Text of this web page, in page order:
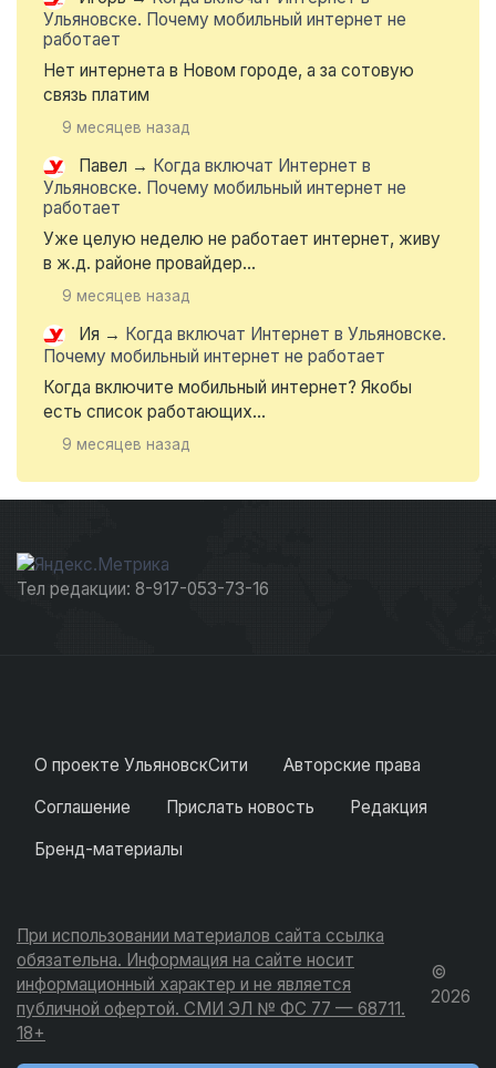
Ульяновске. Почему мобильный интернет не
работает
Нет интернета в Новом городе, а за сотовую
связь платим
9 месяцев назад
Павел → Когда включат Интернет в
Ульяновске. Почему мобильный интернет не
работает
Уже целую неделю не работает интернет, живу
в ж.д. районе провайдер...
9 месяцев назад
Ия → Когда включат Интернет в Ульяновске.
Почему мобильный интернет не работает
Когда включите мобильный интернет? Якобы
есть список работающих...
9 месяцев назад
Тел редакции: 8-917-053-73-16
О проекте УльяновскСити
Авторские права
Соглашение
Прислать новость
Редакция
Бренд-материалы
При использовании материалов сайта ссылка
обязательна. Информация на сайте носит
информационный характер и не является
публичной офертой. СМИ ЭЛ № ФС 77 — 68711.
18+
©
2026